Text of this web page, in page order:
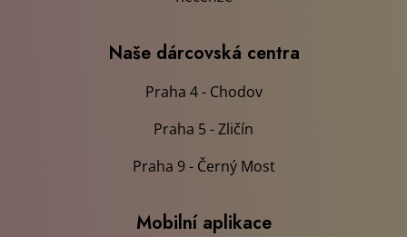
Naše dárcovská centra
Praha 4 - Chodov
Praha 5 - Zličín
Praha 9 - Černý Most
Mobilní aplikace